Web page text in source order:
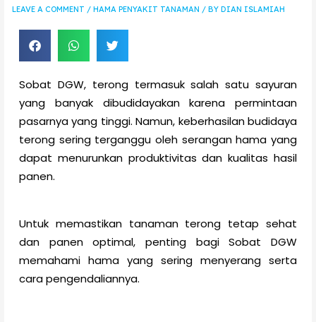
LEAVE A COMMENT / HAMA PENYAKIT TANAMAN / BY DIAN ISLAMIAH
Sobat DGW, terong termasuk salah satu sayuran
yang banyak dibudidayakan karena permintaan
pasarnya yang tinggi. Namun, keberhasilan budidaya
terong sering terganggu oleh serangan hama yang
dapat menurunkan produktivitas dan kualitas hasil
panen.
Untuk memastikan tanaman terong tetap sehat
dan panen optimal, penting bagi Sobat DGW
memahami hama yang sering menyerang serta
cara pengendaliannya.